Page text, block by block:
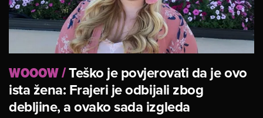
WOOOW/Teško je povjerovati da je ovo
ista žena: Frajeri je odbijali zbog
debljine, a ovako sada izgleda